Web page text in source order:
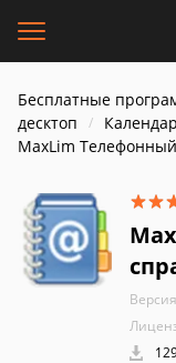
Бесплатные
десктоп
MaxLim